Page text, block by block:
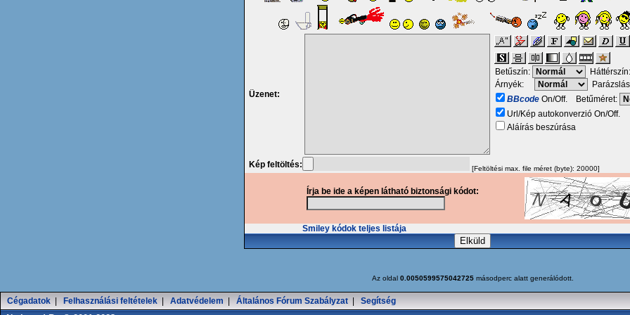
Üzenet:
Betűszín:
Árnyék:
BBcodeOn/Off. Betűméret:
Url/Kép autokonverzió On/Off.
Aláírás beszúrása
Kép feltöltés: [Feltöltési max. file méret (byte): 20000]
Írja be ide a képen látható biztonsági kódot:
Smiley kódok teljes listája
Az oldal 0.0050599575042725másodperc alatt generálódott.
Cégadatok Felhasználási feltételek Adatvédelem Általános Fórum Szabályzat Segítség